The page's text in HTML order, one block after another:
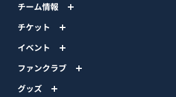
チーム情報
チケット
イベント
ファンクラブ
グッズ